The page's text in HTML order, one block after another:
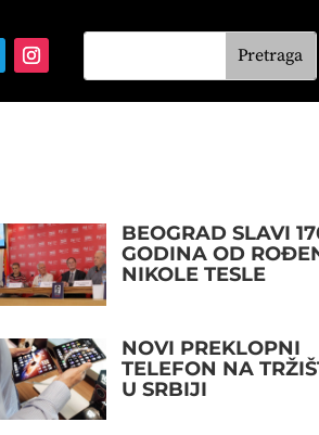
BEOGRAD SLAVI
GODINA OD
NIKOLE TESLE
NOVI PREKLOPNI
TELEFON NA
U SRBIJI